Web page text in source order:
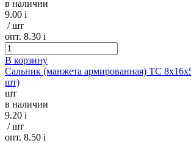
в наличии
9.00 i
/ шт
опт. 8.30 i
В корзину
Сальник (манжета армированная) TC
шт)
шт
в наличии
9.20 i
/ шт
опт. 8.50 i